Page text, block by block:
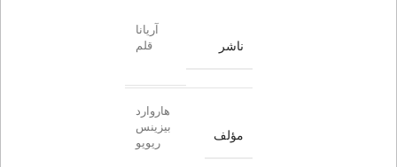
ناشر
آریانا
قلم
مؤلف
هاروارد
بیزینس
ریویو